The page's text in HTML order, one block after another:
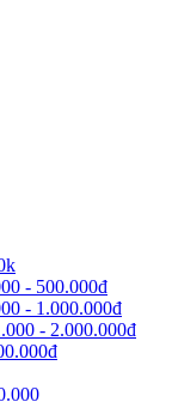
- 500.000đ
- 1.000.000đ
- 2.000.000đ